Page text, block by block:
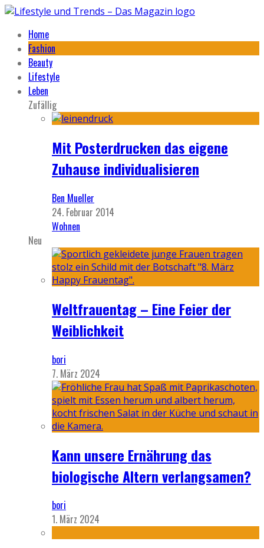
Home
Fashion
Beauty
Lifestyle
Leben
Zufällig
Mit Posterdrucken das eigene
Zuhause individualisieren
Ben Mueller
24. Februar 2014
Wohnen
Neu
Weltfrauentag – Eine Feier der
Weiblichkeit
bori
7. März 2024
Kann unsere Ernährung das
biologische Altern verlangsamen?
bori
1. März 2024